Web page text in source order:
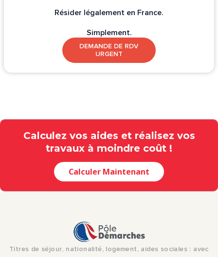
Résider légalement en France.
Simplement.
DEMANDE DE RDV
URGENT
Calculez vos aides et réalisez vos
travaux à moindre coût !
Calculer Maintenant
Titres de séjour, nationalité, logement, aides sociales : avec